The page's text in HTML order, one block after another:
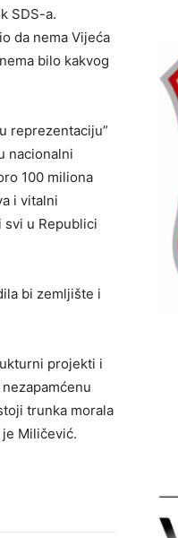
SDS-a.
da nema Vijeća
bilo kakvog
reprezentaciju”
nacionalni
100 miliona
i vitalni
svi u Republici
bi zemljište i
projekti i
trunka morala
Miličević.